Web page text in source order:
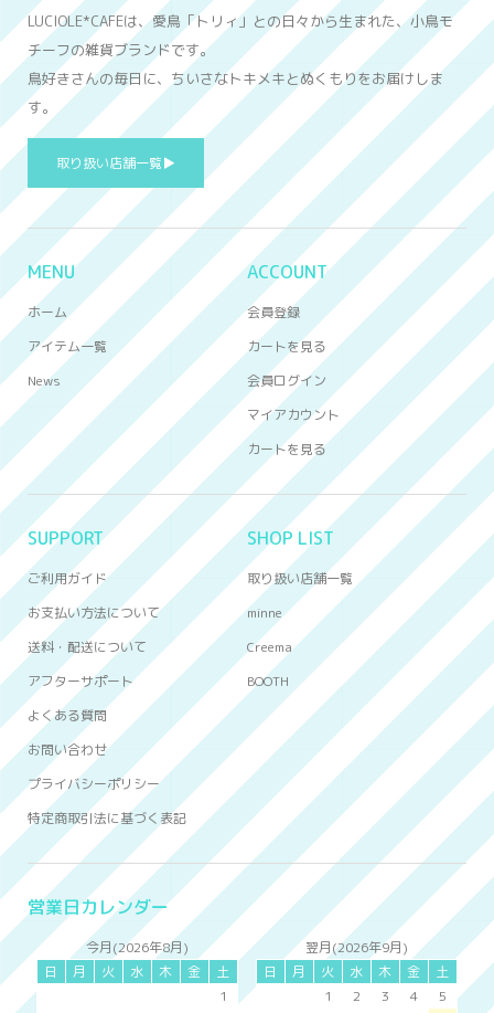
LUCIOLE*CAFEは、愛鳥「トリィ」との日々から生まれた、小鳥モ
チーフの雑貨ブランドです。
鳥好きさんの毎日に、ちいさなトキメキとぬくもりをお届けしま
す。
取り扱い店舗一覧▶
MENU
ホーム
アイテム一覧
News
ACCOUNT
会員登録
カートを見る
会員ログイン
マイアカウント
カートを見る
SUPPORT
ご利用ガイド
お支払い方法について
送料・配送について
アフターサポート
よくある質問
お問い合わせ
プライバシーポリシー
特定商取引法に基づく表記
SHOP LIST
取り扱い店舗一覧
minne
Creema
BOOTH
営業日カレンダー
今月(2026年8月)
日
月 火 水 木 金
土
1
翌月(2026年9月)
日
月 火 水 木 金
土
1
2 3 4
5